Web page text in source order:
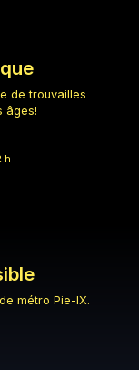
de trouvailles
âges!
h
métro Pie-IX.